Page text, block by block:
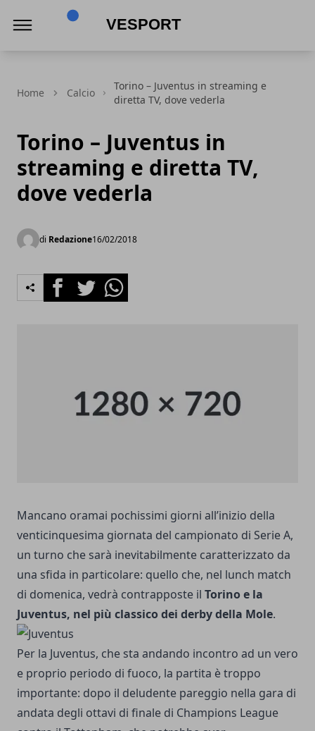
Home Calcio
Torino – Juventus in streaming e
diretta TV, dove vederla
Torino – Juventus in
streaming e diretta TV,
dove vederla
di Redazione16/02/2018
FacebookTwitterWhatsapp
Mancano oramai pochissimi giorni all’inizio della
venticinquesima giornata del campionato di Serie A,
un turno che sarà inevitabilmente caratterizzato da
una sfida in particolare: quello che, nel lunch match
di domenica, vedrà contrapposte il Torino e la
Juventus, nel più classico dei derby della Mole.
Per la Juventus, che sta andando incontro ad un vero
e proprio periodo di fuoco, la partita è troppo
importante: dopo il deludente pareggio nella gara di
andata degli ottavi di finale di Champions League